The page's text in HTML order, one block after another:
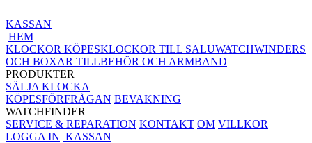
KASSAN
HEM
KLOCKOR KÖPESKLOCKOR TILL SALUWATCHWINDERS
OCH BOXAR TILLBEHÖR OCH ARMBAND
PRODUKTER
SÄLJA KLOCKA
KÖPESFÖRFRÅGAN BEVAKNING
WATCHFINDER
SERVICE & REPARATION KONTAKT OM VILLKOR
LOGGA IN KASSAN